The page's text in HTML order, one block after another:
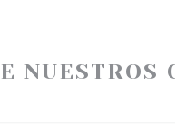
NUESTROS